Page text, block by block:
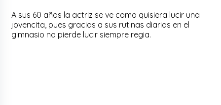
A sus 60 años la actriz se ve como quisiera lucir una
jovencita, pues gracias a sus rutinas diarias en el
gimnasio no pierde lucir siempre regia.